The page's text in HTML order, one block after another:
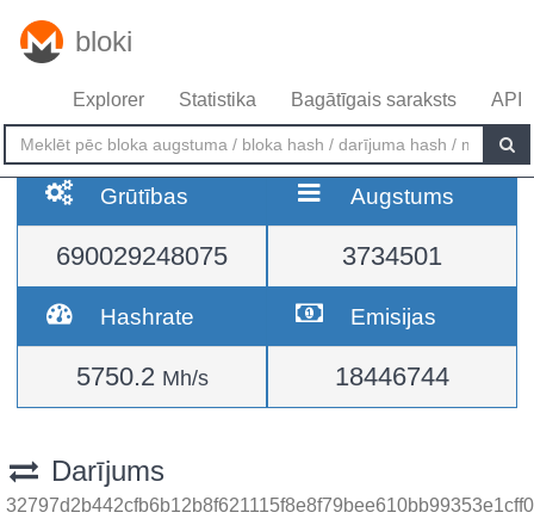
bloki
Explorer Statistika Bagātīgais saraksts API
Grūtības
690029248075
Augstums
3734501
Hashrate
5750.2 Mh/s
Emisijas
18446744
Darījums
32797d2b442cfb6b12b8f621115f8e8f79bee610bb99353e1cff0